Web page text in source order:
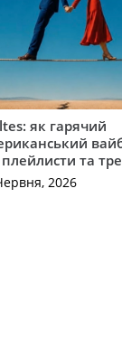
як гарячий
плейлисти та
2026